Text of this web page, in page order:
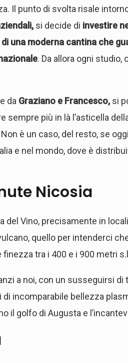
Il punto di svolta risale
si decide di investire
una moderna cantina che
. Da allora ogni studio,
da Graziano e Francesco, si
sempre più in là l’asticella
è un caso, del resto, se
e nel mondo, dove è
Nicosia
del Vino, precisamente in
quello per intenderci
tra i 400 e i 900 metri
a noi, con un susseguirsi
incomparabile bellezza
il golfo di Augusta e